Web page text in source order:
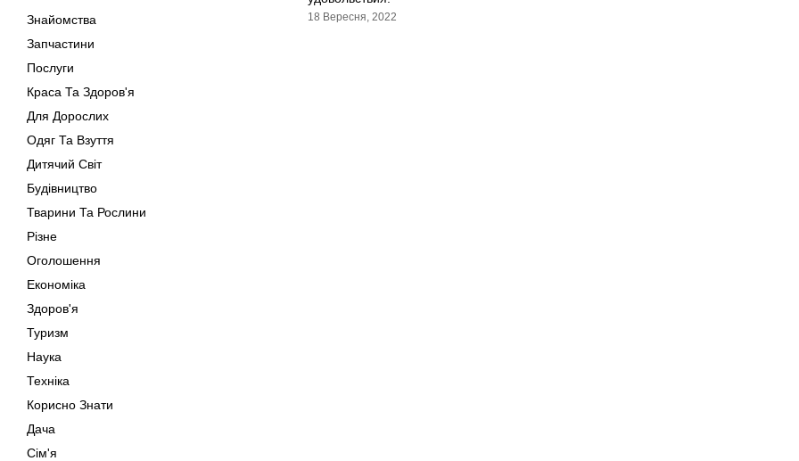
Знайомства
Запчастини
Послуги
Краса Та Здоров'я
Для Дорослих
Одяг Та Взуття
Дитячий Світ
Будівництво
Тварини Та Рослини
Різне
Оголошення
Економіка
Здоров'я
Туризм
Наука
Техніка
Корисно Знати
Дача
Сім'я
18 Вересня, 2022